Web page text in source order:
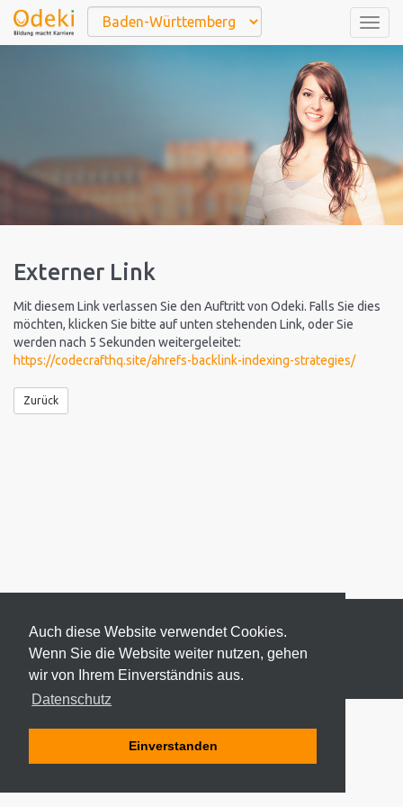
Auch diese Website verwendet Cookies.
Wenn Sie die Website weiter nutzen, gehen
wir von Ihrem Einverständnis aus.
Datenschutz
Einverstanden
Externer Link
Mit diesem Link verlassen Sie den Auftritt von Odeki. Falls Sie dies
möchten, klicken Sie bitte auf unten stehenden Link, oder Sie
werden nach 5 Sekunden weitergeleitet:
https://codecrafthq.site/ahrefs-backlink-indexing-strategies/
Zurück
© 2026 ODEKI - ALLE RECHTE VORBEHALTEN